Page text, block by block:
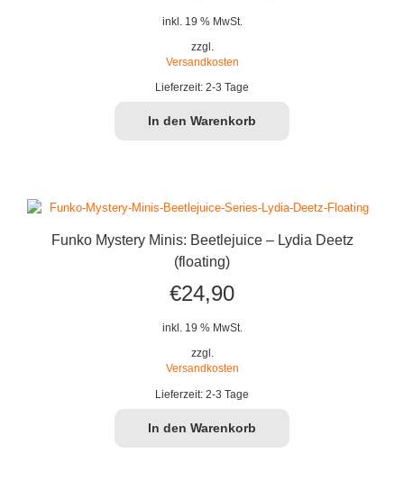
Preis
€19,90
inkl. 19 % MwSt.
zzgl.
Versandkosten
Lieferzeit: 2-3 Tage
In den Warenkorb
Funko Mystery Minis: Beetlejuice – Lydia Deetz
(floating)
€24,90
inkl. 19 % MwSt.
zzgl.
Versandkosten
Lieferzeit: 2-3 Tage
In den Warenkorb